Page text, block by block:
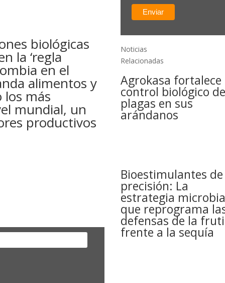
biológicas
la ‘regla
en el
alimentos y
más
mundial, un
productivos
Noticias
Relacionadas
Agrokasa fortalece
control biológico
plagas en sus
arándanos
Bioestimulantes de
precisión: La
estrategia
que reprograma
defensas de la
frente a la sequía